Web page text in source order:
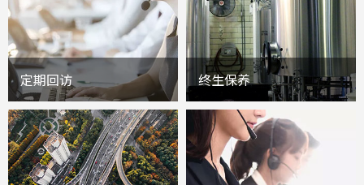
定期回访 终生保养